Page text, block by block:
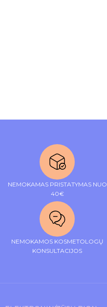
NEMOKAMAS PRISTATYMAS NUO
40€
NEMOKAMOS KOSMETOLOGŲ
KONSULTACIJOS